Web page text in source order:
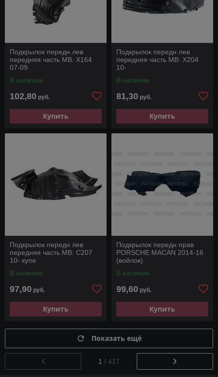
Подкрылок передн лев
передняя часть MB: X164
07-09
В наличии
102,80 руб.
Купить
Подкрылок передн лев
передняя часть MB: X204
10-
В наличии
81,30 руб.
Купить
Подкрылок передн лев
передняя часть MB: C207
10- купе
В наличии
97,90 руб.
Купить
Подкрылок передн прав
PORSСHE MACAN 2014-16
(войлок)
В наличии
99,60 руб.
Купить
Показать ещё
1 / 417